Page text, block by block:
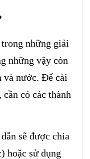
những giải
những vậy còn
và nước. Để cài
có các thành
sẽ được chia
hoặc sử dụng